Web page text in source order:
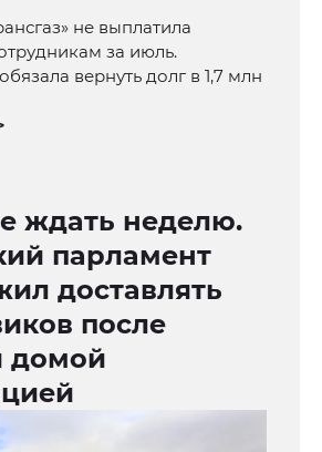
не выплатила
за июль.
вернуть долг в 1,7 млн
ждать неделю.
парламент
доставлять
после
домой